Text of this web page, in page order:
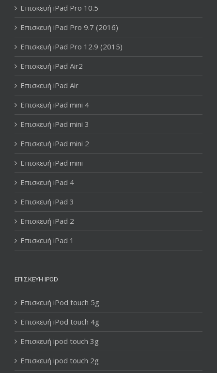
Επισκευή iPad Pro 10.5
Επισκευή iPad Pro 9.7 (2016)
Επισκευή iPad Pro 12.9 (2015)
Επισκευή iPad Air2
Επισκευή iPad Air
Επισκευή iPad mini 4
Επισκευή iPad mini 3
Επισκευή iPad mini 2
Επισκευή iPad mini
Επισκευή iPad 4
Επισκευή iPad 3
Επισκευή iPad 2
Επισκευή iPad 1
ΕΠΙΣΚΕΥΉ IPOD
Επισκευή iPod touch 5g
Επισκευή iPod touch 4g
Επισκευή ipod touch 3g
Επισκευή ipod touch 2g